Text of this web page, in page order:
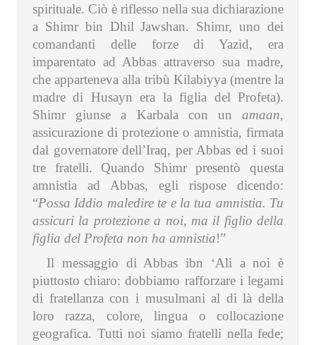
spirituale. Ciò è riflesso nella sua dichiarazione
a Shimr bin Dhil Jawshan. Shimr, uno dei
comandanti delle forze di Yazid, era
imparentato ad Abbas attraverso sua madre,
che apparteneva alla tribù Kilabiyya (mentre la
madre di Husayn era la figlia del Profeta).
Shimr giunse a Karbala con un amaan,
assicurazione di protezione o amnistia, firmata
dal governatore dell’Iraq, per Abbas ed i suoi
tre fratelli. Quando Shimr presentò questa
amnistia ad Abbas, egli rispose dicendo:
“Possa Iddio maledire te e la tua amnistia. Tu
assicuri la protezione a noi, ma il figlio della
figlia del Profeta non ha amnistia!”
Il messaggio di Abbas ibn ‘Ali a noi è
piuttosto chiaro: dobbiamo rafforzare i legami
di fratellanza con i musulmani al di là della
loro razza, colore, lingua o collocazione
geografica. Tutti noi siamo fratelli nella fede;